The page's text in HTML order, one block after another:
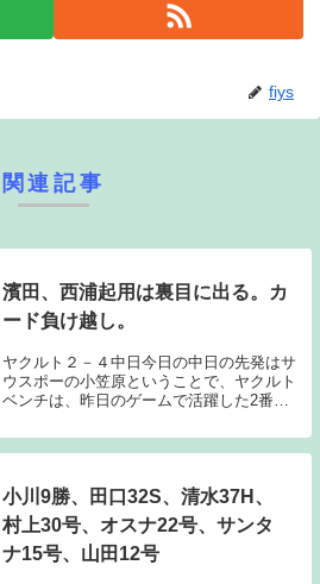
fiys
関連記事
濱田、西浦起用は裏目に出る。カ
ード負け越し。
ヤクルト２－４中日今日の中日の先発はサ
ウスポーの小笠原ということで、ヤクルト
ベンチは、昨日のゲームで活躍した2番山
番濱田、6番西浦という2人の右打者を起用
してきた。結果としては、この起用は裏目
小川9勝、田口32S、清水37H、
村上30号、オスナ22号、サンタ
ナ15号、山田12号